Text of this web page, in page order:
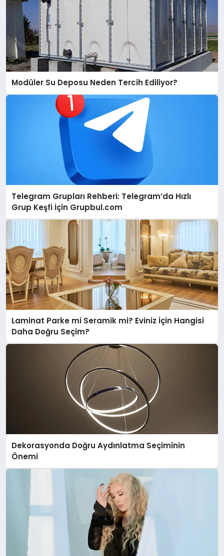
Modüler Su Deposu Neden Tercih Ediliyor?
Telegram Grupları Rehberi: Telegram’da Hızlı
Grup Keşfi İçin Grupbul.com
Laminat Parke mi Seramik mi? Eviniz İçin Hangisi
Daha Doğru Seçim?
Dekorasyonda Doğru Aydınlatma Seçiminin
Önemi